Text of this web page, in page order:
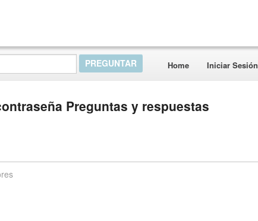
Home Iniciar Sesión
Preguntas y respuestas